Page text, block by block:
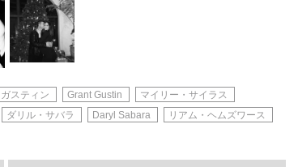
スティン Grant Gustin
マイリー・サイラス
ダリル・サバラ Daryl Sabara
リアム・ヘムズワース